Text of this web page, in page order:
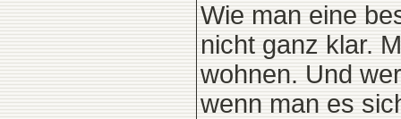
Wie man eine
nicht ganz klar.
wohnen. Und
wenn man es